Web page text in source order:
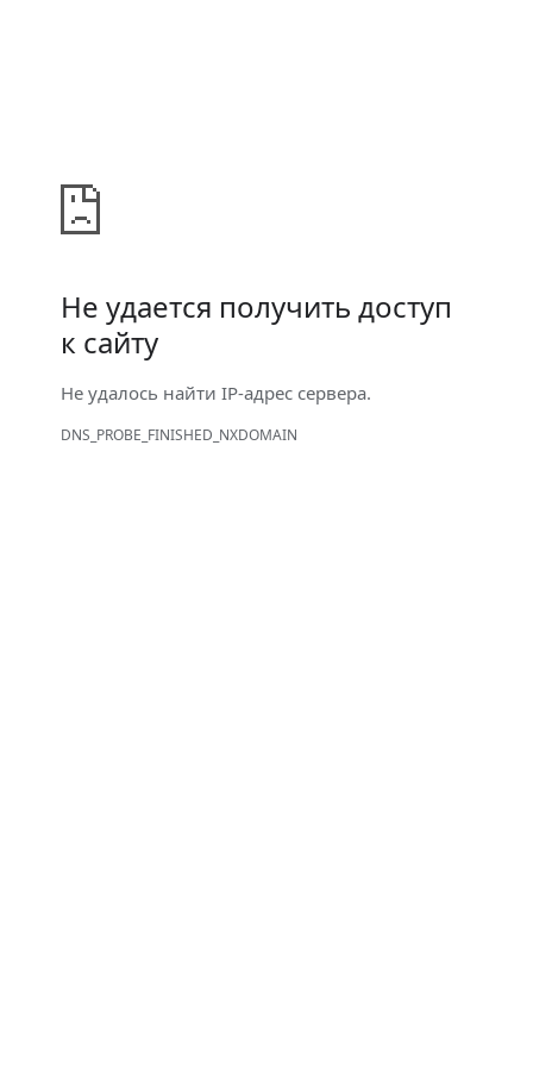
Не удается получить доступ
к сайту
Не удалось найти IP-адрес сервера.
DNS_PROBE_FINISHED_NXDOMAIN